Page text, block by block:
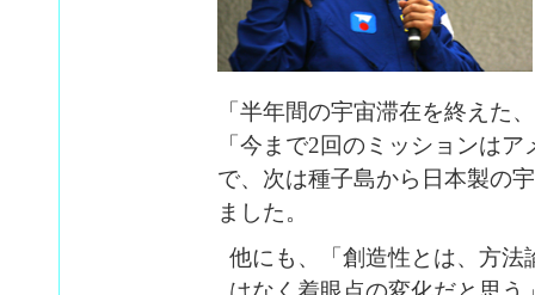
「半年間の宇宙滞在を終えた
「今まで2回のミッションは
で、次は種子島から日本製の
ました。
他にも、「創造性とは、方法